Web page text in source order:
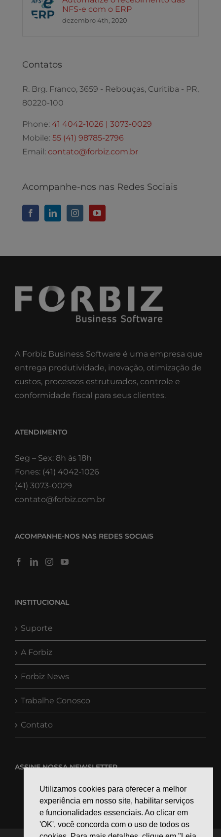
NFS-e com o ERP
dezembro 4th, 2020
Contatos
R. Brg. Franco, 3659 - Rebouças, Curitiba - PR,
80220-100
Phone: 41 4042-1026 | 3073-0029
Mobile: 55 (41) 98785-2796
Email: contato@forbiz.com.br
Acompanhe-nos nas Redes Sociais
A Forbiz Business Software é uma empresa que
entrega produtividade, inovação, otimização de
custos, processos estruturados, controle e
conformidade fiscal para seus clientes.
ATENDIMENTO
Seg – Sex: 8h às 18h
Fones: (41) 4042-1026
(41) 3073-0029
contato@forbiz.com.br
ACOMPANHE-NOS NAS REDES SOCIAIS
INSTITUCIONAL
Suporte
A Forbiz
Forbiz News
Trabalhe Conosco
Contato
ASSINE NOSSA NEWSLETTER
Utilizamos cookies para oferecer a melhor
experiência em nosso site, habilitar serviços
e funcionalidades essenciais. Ao clicar em
'OK', você concorda com o uso de todos os